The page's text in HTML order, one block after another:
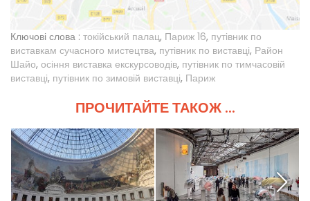
Ключові слова : токійський палац, Париж 16, путівник по
виставкам сучасного мистецтва, путівник по виставці, Район
Шайо, осіння виставка екскурсоводів, путівник по тимчасовій
виставці, путівник по зимовій виставці, Париж
ПРОЧИТАЙТЕ ТАКОЖ ...